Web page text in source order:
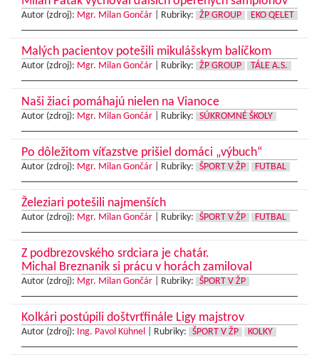
Autor (zdroj): Mgr. Milan Gončár Rubriky: ŽP GROUP EKO QELET
Malých pacientov potešili mikulášskym balíčkom
Autor (zdroj): Mgr. Milan Gončár Rubriky: ŽP GROUP TÁLE A.S.
Naši žiaci pomáhajú nielen na Vianoce
Autor (zdroj): Mgr. Milan Gončár Rubriky: SÚKROMNÉ ŠKOLY
Po dôležitom víťazstve prišiel domáci „výbuch“
Autor (zdroj): Mgr. Milan Gončár Rubriky: ŠPORT V ŽP FUTBAL
Železiari potešili najmenších
Autor (zdroj): Mgr. Milan Gončár Rubriky: ŠPORT V ŽP FUTBAL
Z podbrezovského srdciara je chatár.
Michal Breznanik si prácu v horách zamiloval
Autor (zdroj): Mgr. Milan Gončár Rubriky: ŠPORT V ŽP
Kolkári postúpili doštvrťfinále Ligy majstrov
Autor (zdroj): Ing. Pavol Kühnel Rubriky: ŠPORT V ŽP KOLKY